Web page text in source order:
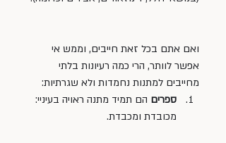
ואם אתם בכל זאת חייבים, וממש אי
אפשר לוותר, הרי כמה רעיונות בלתי
מחייבים למתנות נחמדות ולא שגרתיות:
ספרים הם תמיד מתנה ראויה בעיניי:
מכובדת ומכבדת.